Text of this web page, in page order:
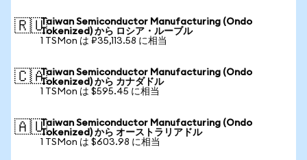
🇷🇺Taiwan Semiconductor Manufacturing (Ondo
Tokenized) から ロシア・ルーブル
1 TSMon は ₽35,113.58 に相当
🇨🇦Taiwan Semiconductor Manufacturing (Ondo
Tokenized) から カナダドル
1 TSMon は $595.45 に相当
🇦🇺Taiwan Semiconductor Manufacturing (Ondo
Tokenized) から オーストラリアドル
1 TSMon は $603.98 に相当